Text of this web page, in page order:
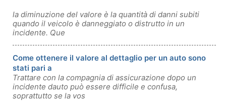
la diminuzione del valore è la quantità di danni subiti
quando il veicolo è danneggiato o distrutto in un
incidente. Que
Come ottenere il valore al dettaglio per un auto sono
stati pari a
Trattare con la compagnia di assicurazione dopo un
incidente dauto può essere difficile e confusa,
soprattutto se la vos